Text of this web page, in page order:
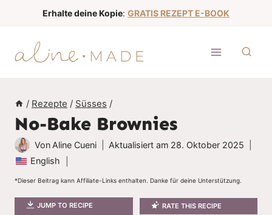
Erhalte deine Kopie: GRATIS REZEPT E-BOOK
/ Rezepte / Süsses /
No-Bake Brownies
Von Aline Cueni Aktualisiert am 28. Oktober 2025
English
*Dieser Beitrag kann Affiliate-Links enthalten. Danke für deine Unterstützung.
JUMP TO RECIPE RATE THIS RECIPE